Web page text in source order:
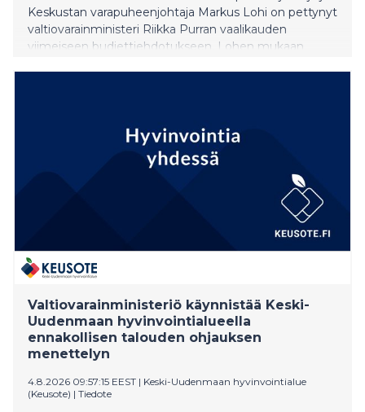
Keskustan varapuheenjohtaja Markus Lohi on pettynyt
valtiovarainministeri Riikka Purran vaalikauden
viimeiseen budjettiehdotukseen. Lohen mukaan
Valtiovarainministeriö käynnistää Keski-
Uudenmaan hyvinvointialueella
ennakollisen talouden ohjauksen
menettelyn
4.8.2026 09:57:15 EEST | Keski-Uudenmaan hyvinvointialue
(Keusote) | Tiedote